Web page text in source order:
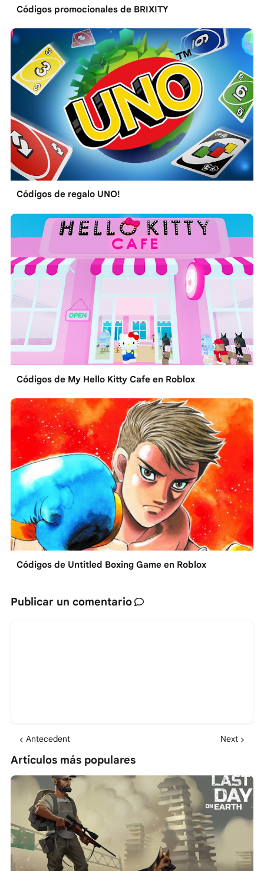
Códigos promocionales de BRIXITY
Códigos de regalo UNO!
Códigos de My Hello Kitty Cafe en Roblox
Códigos de Untitled Boxing Game en Roblox
Publicar un comentario
Antecedent Next
Artículos más populares